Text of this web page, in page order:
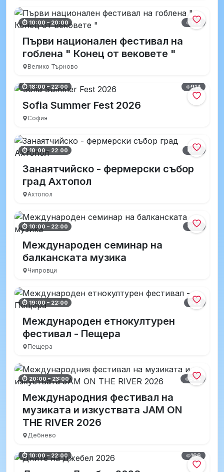
⏱ 10:00 – 20:00 198
Първи национален фестивал на
гоблена " Конец от вековете "
Велико Търново
⏱ 18:00 – 22:00 914
Sofia Summer Fest 2026
София
⏱ 10:00 – 22:00 212
Занаятчийско - фермерски събор
град Ахтопол
Ахтопол
⏱ 10:00 – 22:00 114
Международен семинар на
балканската музика
Чипровци
⏱ 19:00 – 22:00 68
Международен етнокултурен
фестивал - Пещера
Пещера
⏱ 20:00 – 23:00 584
Международния фестивал на
музиката и изкуствата JAM ON
THE RIVER 2026
Дебнево
⏱ 10:00 – 22:00 166